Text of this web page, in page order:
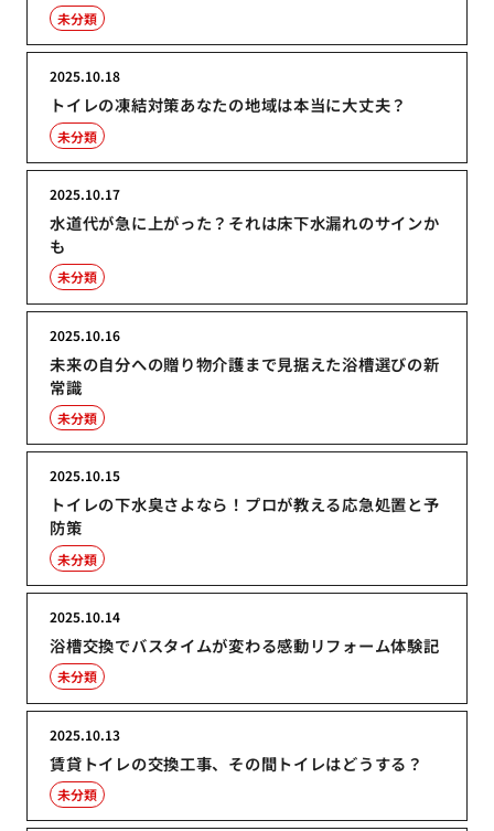
未分類
トイレの凍結対策あなたの地域は本当に大丈夫？
2025.10.18
未分類
水道代が急に上がった？それは床下水漏れのサインか
も
2025.10.17
未分類
未来の自分への贈り物介護まで見据えた浴槽選びの新
常識
2025.10.16
未分類
トイレの下水臭さよなら！プロが教える応急処置と予
防策
2025.10.15
未分類
浴槽交換でバスタイムが変わる感動リフォーム体験記
2025.10.14
未分類
賃貸トイレの交換工事、その間トイレはどうする？
2025.10.13
未分類